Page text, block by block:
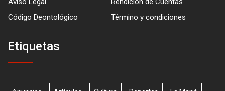
Aviso Legal
Rendición de Cuentas
Código Deontológico
Término y condiciones
Etiquetas